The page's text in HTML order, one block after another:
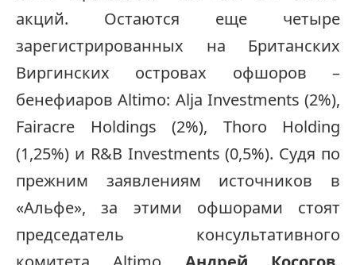
акций. Остаются еще четыре
зарегистрированных на Британских
Виргинских островах офшоров –
бенефиаров Altimo: Alja Investments (2%),
Fairacre Holdings (2%), Thoro Holding
(1,25%) и R&B Investments (0,5%). Судя по
прежним заявлениям источников в
«Альфе», за этими офшорами стоят
председатель консультативного